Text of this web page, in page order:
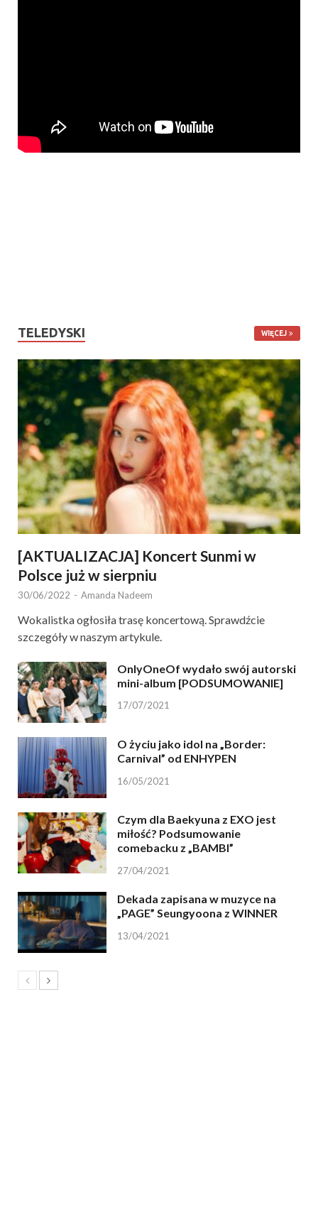
TELEDYSKI WIĘCEJ
[AKTUALIZACJA] Koncert Sunmi w
Polsce już w sierpniu
30/06/2022 - Amanda Nadeem
Wokalistka ogłosiła trasę koncertową. Sprawdźcie
szczegóły w naszym artykule.
OnlyOneOf wydało swój autorski
mini-album [PODSUMOWANIE]
17/07/2021
O życiu jako idol na „Border:
Carnival” od ENHYPEN
16/05/2021
Czym dla Baekyuna z EXO jest
miłość? Podsumowanie
comebacku z „BAMBI”
27/04/2021
Dekada zapisana w muzyce na
„PAGE” Seungyoona z WINNER
13/04/2021